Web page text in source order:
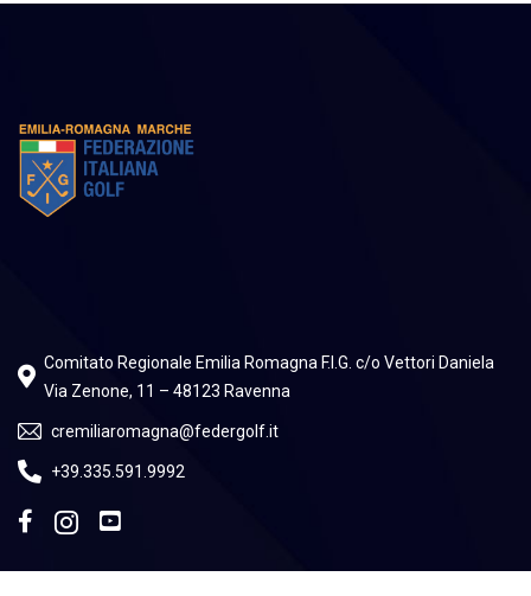
Comitato Regionale Emilia Romagna F.I.G. c/o Vettori Daniela
Via Zenone, 11 – 48123 Ravenna
cremiliaromagna@federgolf.it
+39.335.591.9992